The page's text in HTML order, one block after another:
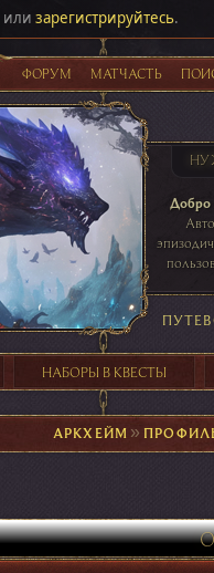
или зарегистрируйтесь.
ФОРУМ МАТЧАСТЬ
Добро
41
НАБОРЫ В КВЕСТЫ
АРКХЕЙМ ►